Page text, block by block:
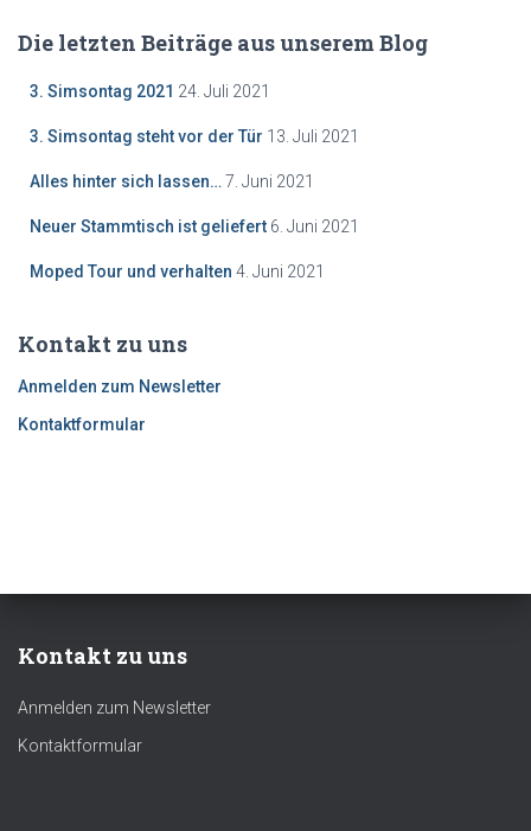
Die letzten Beiträge aus unserem Blog
3. Simsontag 2021 24. Juli 2021
3. Simsontag steht vor der Tür 13. Juli 2021
Alles hinter sich lassen… 7. Juni 2021
Neuer Stammtisch ist geliefert 6. Juni 2021
Moped Tour und verhalten 4. Juni 2021
Kontakt zu uns
Anmelden zum Newsletter
Kontaktformular
Kontakt zu uns
Anmelden zum Newsletter
Kontaktformular